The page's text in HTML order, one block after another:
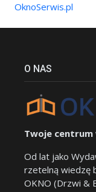
OknoSerwis.pl
O NAS
Twoje
Od lat jako
rzetelną wiedzę
OKNO (Drzwi &